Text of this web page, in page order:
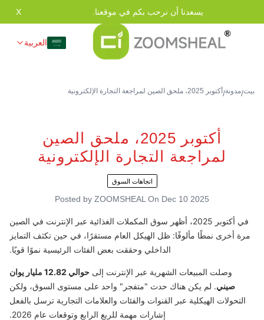
يسعدنا أن نرحب بكم في موقعنا. X
العربية
بيت/مدونة/ أكتوبر 2025، ملحق الصين لمراجعة التجارة الإلكترونية
أكتوبر 2025، ملحق الصين
لمراجعة التجارة الإلكترونية
اتجاهات السوق
Posted by ZOOMSHEAL On Dec 10 2025
في أكتوبر 2025، أظهر سوق المكملات الغذائية عبر الإنترنت في الصين
مرة أخرى نمطًا مألوفًا: ظل الهيكل العام مستقرًا، في حين تكثف التمايز
الداخلي وحققت بعض الفئات الرئيسية نموًا قويًا.
وصلت المبيعات الشهرية عبر الإنترنت إلى
حوالي 12.82 مليار يوان
صيني. لم يكن هناك حدث "متفجر" واحد على مستوى السوق، ولكن
التحولات الهيكلية عبر القنوات والفئات والعلامات التجارية ترسل بالفعل
إشارات مهمة للربع الرابع وتوقعات عام 2026.